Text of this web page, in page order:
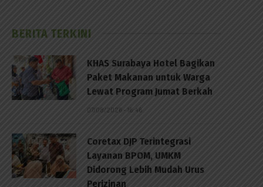
BERITA TERKINI
KHAS Surabaya Hotel Bagikan
Paket Makanan untuk Warga
Lewat Program Jumat Berkah
07/08/2026 - 16:46
Coretax DJP Terintegrasi
Layanan BPOM, UMKM
Didorong Lebih Mudah Urus
Perizinan